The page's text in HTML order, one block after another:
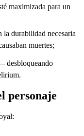
maximizada para un
durabilidad necesaria
muertes;
desbloqueando
personaje